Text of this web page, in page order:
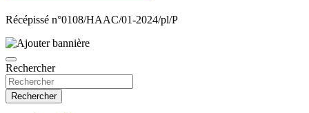
Récépissé n°0108/HAAC/01-2024/pl/P
Rechercher
Rechercher